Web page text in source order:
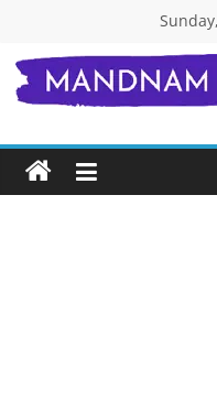
content
जाने
एक-